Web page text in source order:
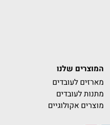
המוצרים שלנו
מארזים לעובדים
מתנות לעובדים
מוצרים אקולוגיים